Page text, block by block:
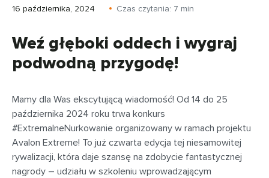
16 października, 2024 Czas czytania: 7 min
Weź głęboki oddech i wygraj
podwodną przygodę!
Mamy dla Was ekscytującą wiadomość! Od 14 do 25
października 2024 roku trwa konkurs
#ExtremalneNurkowanie organizowany w ramach projektu
Avalon Extreme! To już czwarta edycja tej niesamowitej
rywalizacji, która daje szansę na zdobycie fantastycznej
nagrody – udziału w szkoleniu wprowadzającym